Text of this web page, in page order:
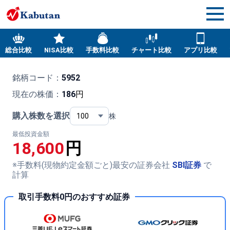
総合比較 NISA比較 手数料比較 チャート比較 アプリ比較
銘柄コード： 5952
現在の株価： 186円
購入株数を選択 株
最低投資金額
18,600 円
※手数料(現物約定金額ごと)最安の証券会社 SBI証券 で
計算
取引手数料0円のおすすめ証券